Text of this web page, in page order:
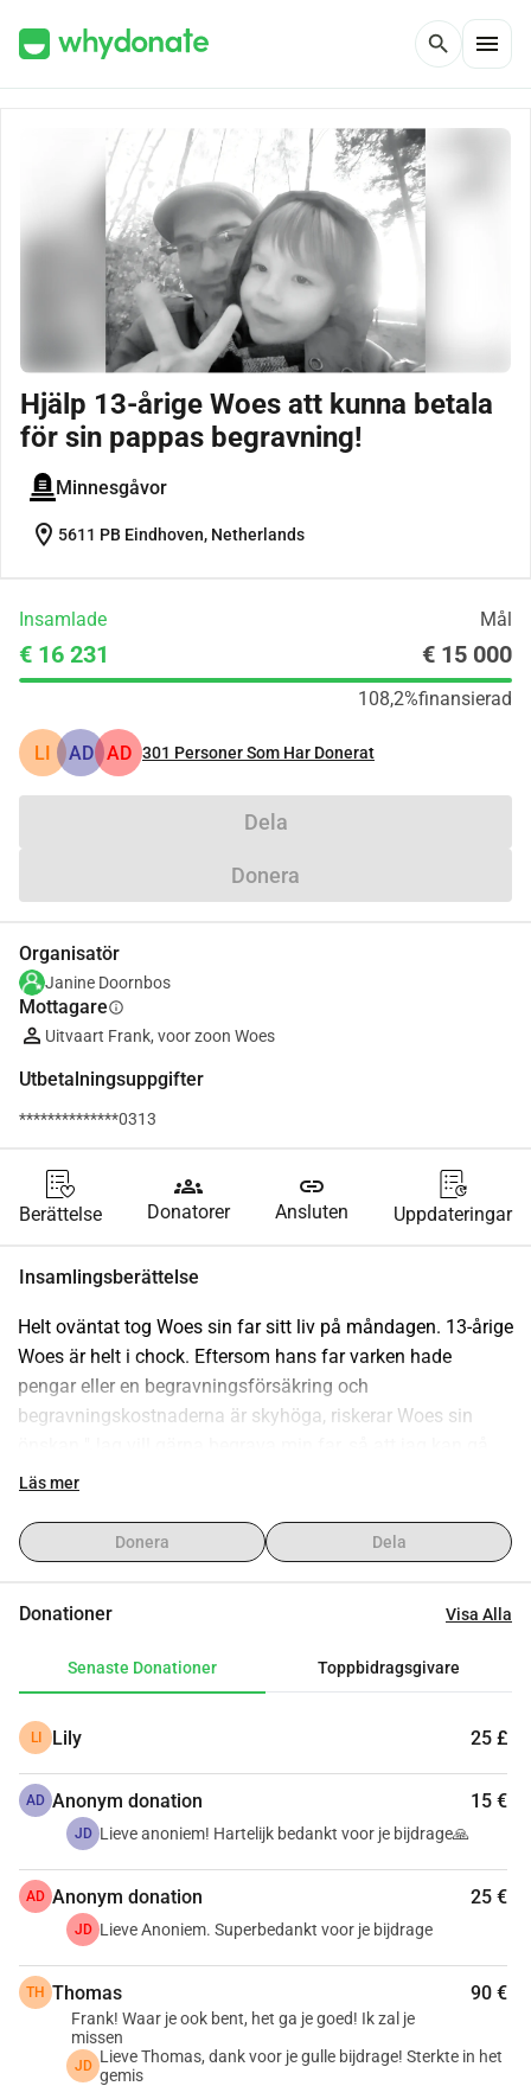
search menu
Hjälp 13-årige Woes att kunna betala
för sin pappas begravning!
Minnesgåvor
location_on 5611 PB Eindhoven, Netherlands
Insamlade Mål
€ 16 231 € 15 000
108,2%finansierad
LI AD AD 301 Personer Som Har Donerat
Dela
Donera
Organisatör
Janine Doornbos
Mottagareinfo
Uitvaart Frank, voor zoon Woes
Utbetalningsuppgifter
**************0313
Berättelse
groups
Donatorer
link
Ansluten Uppdateringar
Insamlingsberättelse
Helt oväntat tog Woes sin far sitt liv på måndagen. 13-årige
Woes är helt i chock. Eftersom hans far varken hade
pengar eller en begravningsförsäkring och
begravningskostnaderna är skyhöga, riskerar Woes sin
dit regelbundet" att gå i stöpet. Det behövs akut (på grund
att Woes ska få sin önskan uppfylld. Vem hjälper honom
att få detta att hända? Vår tacksamhet är större än stor!
Läs mer
Donera Dela
Donationer Visa Alla
Senaste Donationer Toppbidragsgivare
LI Lily 25 £
AD Anonym donation 15 €
JD Lieve anoniem! Hartelijk bedankt voor je bijdrage🙏
AD Anonym donation 25 €
JD Lieve Anoniem. Superbedankt voor je bijdrage
TH Thomas 90 €
Frank! Waar je ook bent, het ga je goed! Ik zal je
missen
JD Lieve Thomas, dank voor je gulle bijdrage! Sterkte in het
gemis